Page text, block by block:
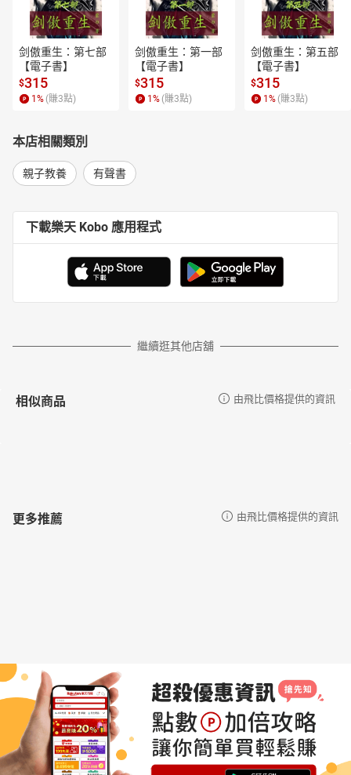
剑傲重生：第七部
【電子書】
$315
1 % (賺3點)
剑傲重生：第一部
【電子書】
$315
1 % (賺3點)
剑傲重生：第五部
【電子書】
$315
1 % (賺3點)
本店相關類別
親子教養 有聲書
下載樂天 Kobo 應用程式
繼續逛其他店舖
相似商品 由飛比價格提供的資訊
更多推薦 由飛比價格提供的資訊